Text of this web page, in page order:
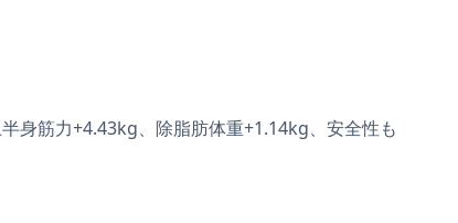
身筋力+4.43kg、除脂肪体重+1.14kg、安全性も